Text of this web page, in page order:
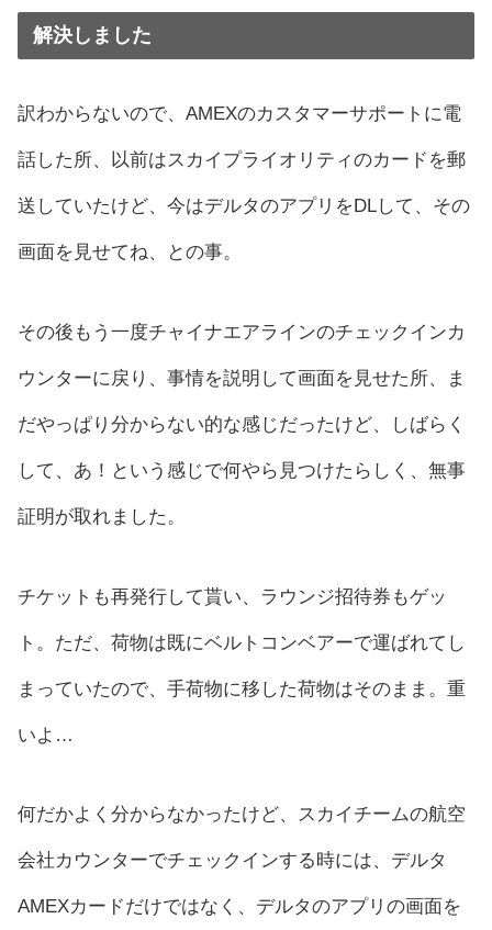
解決しました
訳わからないので、AMEXのカスタマーサポートに電
話した所、以前はスカイプライオリティのカードを郵
送していたけど、今はデルタのアプリをDLして、その
画面を見せてね、との事。
その後もう一度チャイナエアラインのチェックインカ
ウンターに戻り、事情を説明して画面を見せた所、ま
だやっぱり分からない的な感じだったけど、しばらく
して、あ！という感じで何やら見つけたらしく、無事
証明が取れました。
チケットも再発行して貰い、ラウンジ招待券もゲッ
ト。ただ、荷物は既にベルトコンベアーで運ばれてし
まっていたので、手荷物に移した荷物はそのまま。重
いよ…
何だかよく分からなかったけど、スカイチームの航空
会社カウンターでチェックインする時には、デルタ
AMEXカードだけではなく、デルタのアプリの画面を